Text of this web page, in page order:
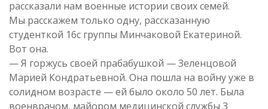
рассказали нам военные истории своих семей.
Мы расскажем только одну, рассказанную
студенткой 16с группы Минчаковой Екатериной.
Вот она.
— Я горжусь своей прабабушкой — Зеленцовой
Марией Кондратьевной. Она пошла на войну уже в
солидном возрасте — ей было около 50 лет. Была
военврачом, майором медицинской службы 3